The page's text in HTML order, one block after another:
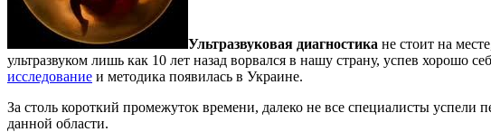
Ультразвуковая диагностика не стоит на
ультразвуком лишь как 10 лет назад ворвался в нашу страну, успев хорошо
исследование и методика появилась в Украине.
За столь короткий промежуток времени, далеко не все специалисты успели
данной области.